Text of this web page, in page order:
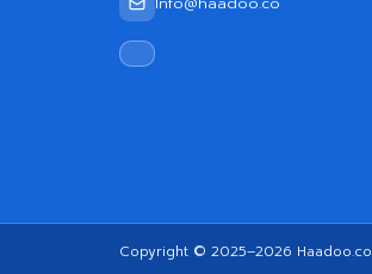
Copyright © 2025–2026 Haadoo.co